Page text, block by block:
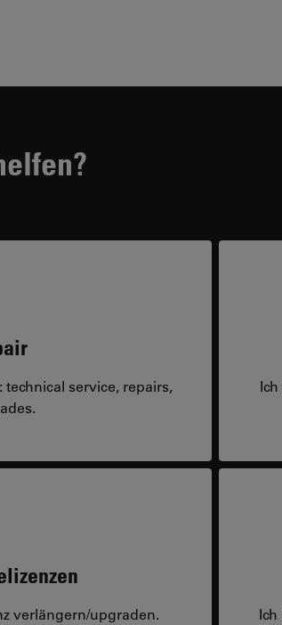
service, repairs,
verlängern/upgraden.